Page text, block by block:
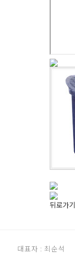
뒤로가기
대표자 : 최순석